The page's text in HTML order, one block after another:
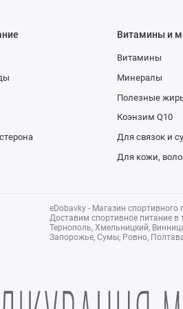
Витамины и
Витамины
Минералы
Полезные
Коэнзим Q10
Для связок и
Для кожи,
eDobavky - Магазин
Доставим спортивное питание в
Тернополь, Хмельницкий,
Запорожье, Сумы, Ровно,